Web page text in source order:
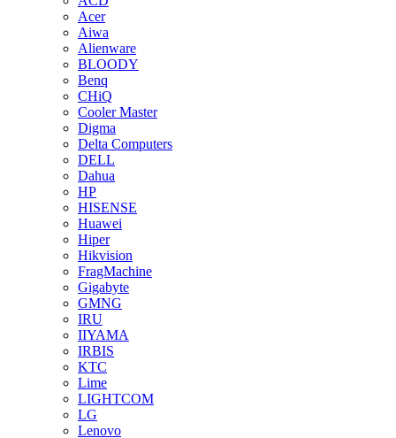
Acer
Aiwa
Alienware
BLOODY
Benq
CHiQ
Cooler Master
Digma
Delta Computers
DELL
Dahua
HP
HISENSE
Huawei
Hiper
Hikvision
FragMachine
Gigabyte
GMNG
IRU
IIYAMA
IRBIS
KTC
Lime
LIGHTCOM
LG
Lenovo